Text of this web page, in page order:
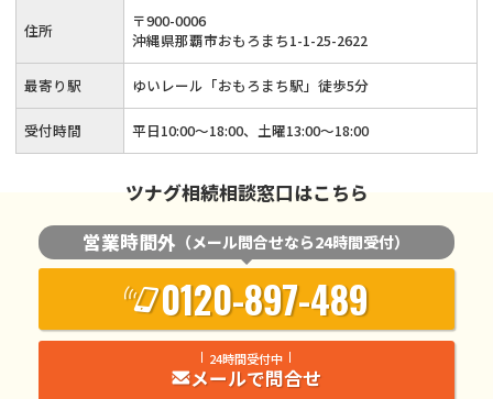
住所 〒900-0006
沖縄県那覇市おもろまち1-1-25-2622
最寄り駅 ゆいレール「おもろまち駅」徒歩5分
受付時間 平日10:00～18:00、土曜13:00～18:00
ツナグ相続相談窓口はこちら
営業時間外 （メール問合せなら24時間受付）
0120-897-489
24時間受付中
メールで問合せ